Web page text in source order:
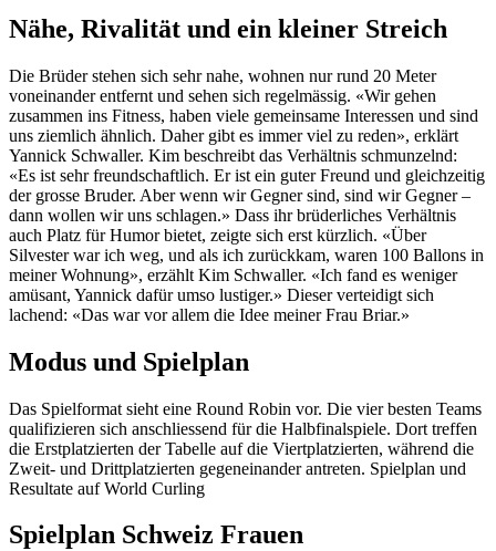
Nähe, Rivalität und ein kleiner Streich
Die Brüder stehen sich sehr nahe, wohnen nur rund 20 Meter
voneinander entfernt und sehen sich regelmässig. «Wir gehen
zusammen ins Fitness, haben viele gemeinsame Interessen und sind
uns ziemlich ähnlich. Daher gibt es immer viel zu reden», erklärt
Yannick Schwaller. Kim beschreibt das Verhältnis schmunzelnd:
«Es ist sehr freundschaftlich. Er ist ein guter Freund und gleichzeitig
der grosse Bruder. Aber wenn wir Gegner sind, sind wir Gegner –
dann wollen wir uns schlagen.» Dass ihr brüderliches Verhältnis
auch Platz für Humor bietet, zeigte sich erst kürzlich. «Über
Silvester war ich weg, und als ich zurückkam, waren 100 Ballons in
meiner Wohnung», erzählt Kim Schwaller. «Ich fand es weniger
amüsant, Yannick dafür umso lustiger.» Dieser verteidigt sich
lachend: «Das war vor allem die Idee meiner Frau Briar.»
Modus und Spielplan
Das Spielformat sieht eine Round Robin vor. Die vier besten Teams
qualifizieren sich anschliessend für die Halbfinalspiele. Dort treffen
die Erstplatzierten der Tabelle auf die Viertplatzierten, während die
Zweit- und Drittplatzierten gegeneinander antreten. Spielplan und
Resultate auf World Curling
Spielplan Schweiz Frauen